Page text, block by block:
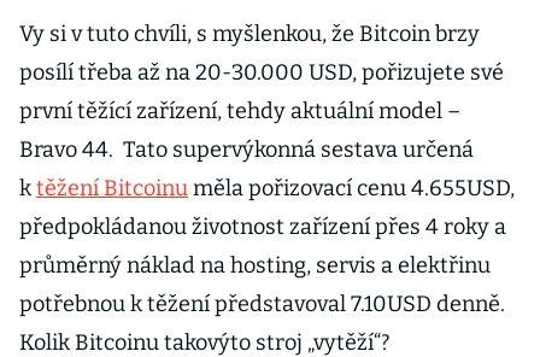
Vy si v tuto chvíli, s myšlenkou, že Bitcoin brzy
posílí třeba až na 20-30.000 USD, pořizujete své
první těžící zařízení, tehdy aktuální model –
Bravo 44. Tato supervýkonná sestava určená
ktěžení Bitcoinuměla pořizovací cenu 4.655USD,
předpokládanou životnost zařízení přes 4 roky a
průměrný náklad na hosting, servis a elektřinu
potřebnou k těžení představoval 7.10USD denně.
Kolik Bitcoinu takovýto stroj „vytěží“?